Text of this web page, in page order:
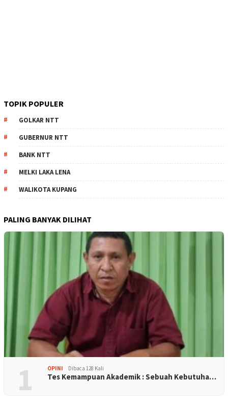
TOPIK POPULER
GOLKAR NTT
GUBERNUR NTT
BANK NTT
MELKI LAKA LENA
WALIKOTA KUPANG
PALING BANYAK DILIHAT
1 OPINI Dibaca 128 Kali
Tes Kemampuan Akademik : Sebuah Kebutuha…